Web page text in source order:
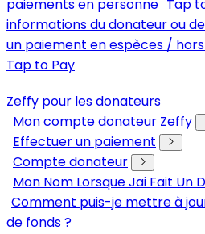
paiements en personne Tap
informations du donateur ou
un paiement en espèces /
Tap to Pay
Zeffy pour les donateurs
Mon compte donateur Zeffy
Effectuer un paiement
Compte donateur
Mon Nom Lorsque Jai Fait Un
Comment puis-je mettre à
de fonds ?